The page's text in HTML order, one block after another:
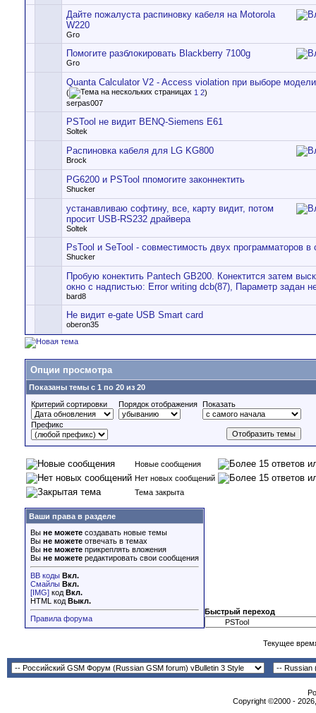
Дайте пожалуста распиновку кабеля на Motorola
W220
Gro
Помогите разблокировать Blackberry 7100g
Gro
Quanta Calсulator V2 - Access violation при выборе
( 1 2)
serpas007
PSTool не видит BENQ-Siemens E61
Soltek
Распиновка кабеля для LG KG800
Brock
PG6200 и PSTool ппомогите законнектить
Shucker
устанавливаю софтину, все, карту видит, потом
просит USB-RS232 драйвера
Soltek
PsTool и SeTool - совместимость двух программаторов в
Shucker
Пробую конектить Pantech GB200. Конектится затем
окно с надпистью: Error writing dcb(87), Параметр задан
bard8
Не видит e-gate USB Smart card
oberon35
Опции просмотра
Показаны темы с 1 по 20 из 20
Критерий сортировки
Порядок отображения Показать
Префикс
Новые сообщения
Нет новых сообщений
Тема закрыта
Ваши права в разделе
Вы не можете создавать новые темы
Вы не можете отвечать в темах
Вы не можете прикреплять вложения
Вы не можете редактировать свои сообщения
BB коды Вкл.
Смайлы Вкл.
[IMG] код Вкл.
HTML код Выкл.
Правила форума
Быстрый переход
Текущее
Copyright ©2000 -